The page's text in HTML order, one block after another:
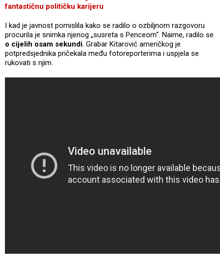
fantastičnu političku karijeru
I kad je javnost pomislila kako se radilo o ozbiljnom razgovoru
procurila je snimka njenog „susreta s Penceom“. Naime, radilo se
o cijelih osam sekundi. Grabar Kitarović američkog je
potpredsjednika pričekala među fotoreporterima i uspjela se
rukovati s njim.